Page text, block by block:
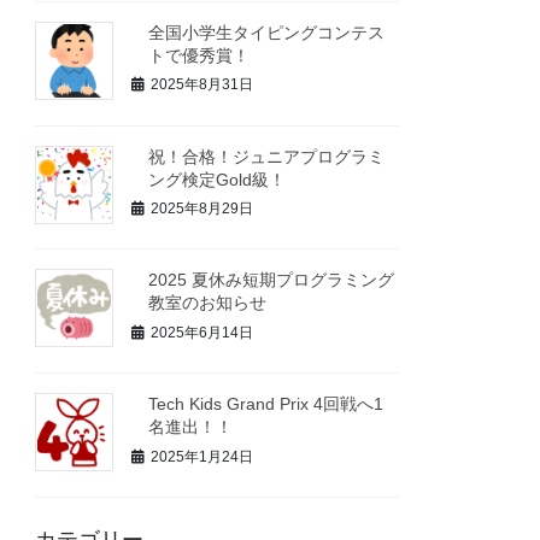
全国小学生タイピングコンテス
トで優秀賞！
2025年8月31日
祝！合格！ジュニアプログラミ
ング検定Gold級！
2025年8月29日
2025 夏休み短期プログラミング
教室のお知らせ
2025年6月14日
Tech Kids Grand Prix 4回戦へ1
名進出！！
2025年1月24日